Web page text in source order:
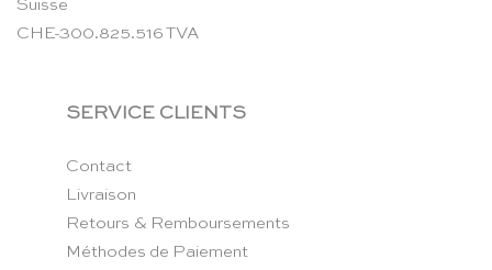
Suisse
CHE-300.825.516 TVA
SERVICE CLIENTS
Contact
Livraison
Retours & Remboursements
Méthodes de Paiement